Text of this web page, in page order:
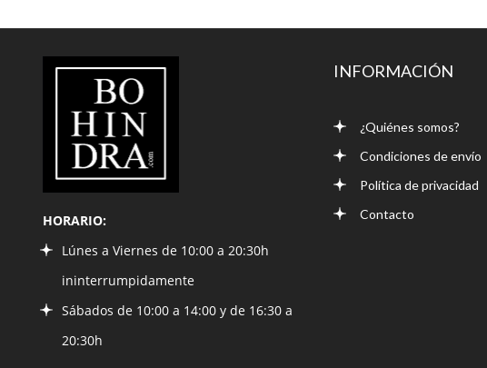
LIBRERÍA
BOHINDRA
HORARIO:
Lúnes a Viernes de 10:00 a 20:30h
ininterrumpidamente
Sábados de 10:00 a 14:00 y de 16:30 a
20:30h
INFORMACIÓN
¿Quiénes somos?
Condiciones de envío
Política de privacidad
Contacto